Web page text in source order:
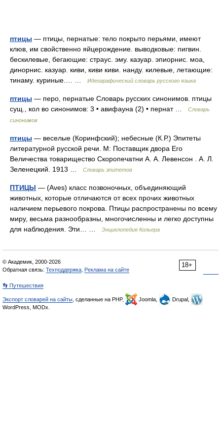
птицы — птицы, пернатые: тело покрыто перьями, имеют
клюв, им свойственно яйцерождение. выводковые: пигвин.
бескилевые, бегающие: страус. эму. казуар. эпиорнис. моа,
динорнис. казуар. киви, киви киви. нанду. килевые, летающие:
тинаму. куриные.… …
Идеографический словарь русского языка
птицы — перо, пернатые Словарь русских синонимов. птицы
сущ., кол во синонимов: 3 • авифауна (2) • пернат …
Словарь
синонимов
птицы — веселые (Коринфский); небесные (К.Р.) Эпитеты
литературной русской речи. М: Поставщик двора Его
Величества товарищество Скоропечатни А. А. Левенсон . А. Л.
Зеленецкий. 1913 …
Словарь эпитетов
ПТИЦЫ — (Aves) класс позвоночных, объединяющий
животных, которые отличаются от всех прочих животных
наличием перьевого покрова. Птицы распространены по всему
миру, весьма разнообразны, многочисленны и легко доступны
для наблюдения. Эти… …
Энциклопедия Кольера
18+
© Академик, 2000-2026
Обратная связь: Техподдержка Реклама на сайте
👣 Путешествия
Экспорт словарей на сайты , сделанные на PHP, Joomla,
Drupal,
WordPress, MODx.